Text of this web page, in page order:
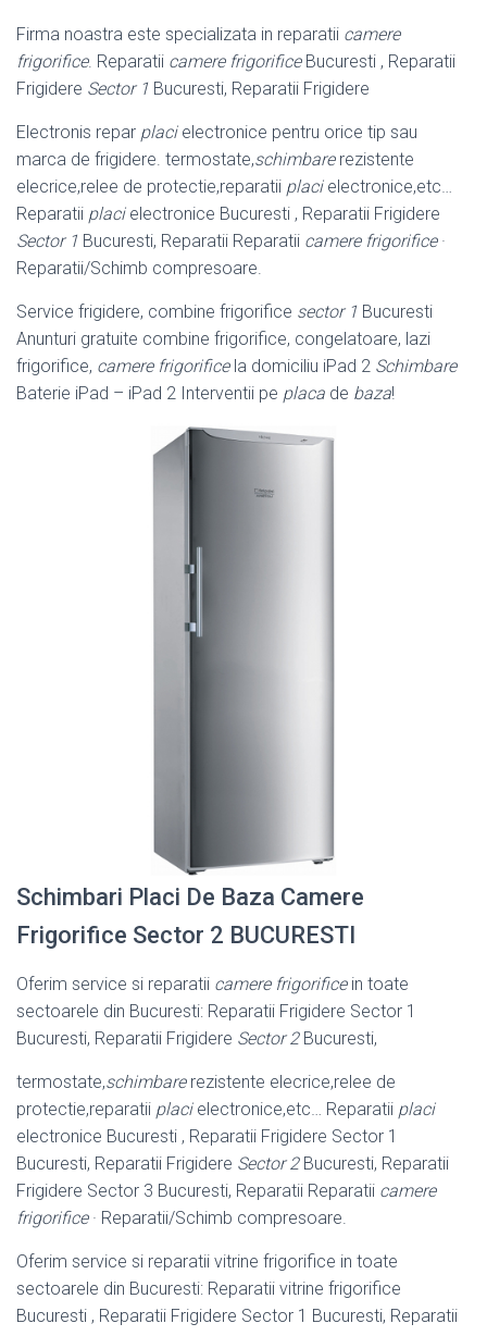
Firma noastra este specializata in reparatii camere
frigorifice. Reparatii camere frigorificeBucuresti , Reparatii
Frigidere Sector 1 Bucuresti, Reparatii Frigidere
Electronis repar placielectronice pentru orice tip sau
marca de frigidere. termostate,schimbarerezistente
elecrice,relee de protectie,reparatii placielectronice,etc…
Reparatii placielectronice Bucuresti , Reparatii Frigidere
Sector 1 Bucuresti, Reparatii Reparatii camere frigorifice·
Reparatii/Schimb compresoare.
Service frigidere, combine frigorifice sector 1 Bucuresti
Anunturi gratuite combine frigorifice, congelatoare, lazi
frigorifice, camere frigorificela domiciliu iPad 2 Schimbare
Baterie iPad – iPad 2 Interventii pe placa de baza!
Schimbari Placi De Baza Camere
Frigorifice Sector 2 BUCURESTI
Oferim service si reparatii camere frigorificein toate
sectoarele din Bucuresti: Reparatii Frigidere Sector 1
Bucuresti, Reparatii Frigidere Sector 2Bucuresti,
termostate,schimbarerezistente elecrice,relee de
protectie,reparatii placielectronice,etc… Reparatii placi
electronice Bucuresti , Reparatii Frigidere Sector 1
Bucuresti, Reparatii Frigidere Sector 2Bucuresti, Reparatii
Frigidere Sector 3 Bucuresti, Reparatii Reparatii camere
frigorifice· Reparatii/Schimb compresoare.
Oferim service si reparatii vitrine frigorifice in toate
sectoarele din Bucuresti: Reparatii vitrine frigorifice
Bucuresti , Reparatii Frigidere Sector 1 Bucuresti, Reparatii